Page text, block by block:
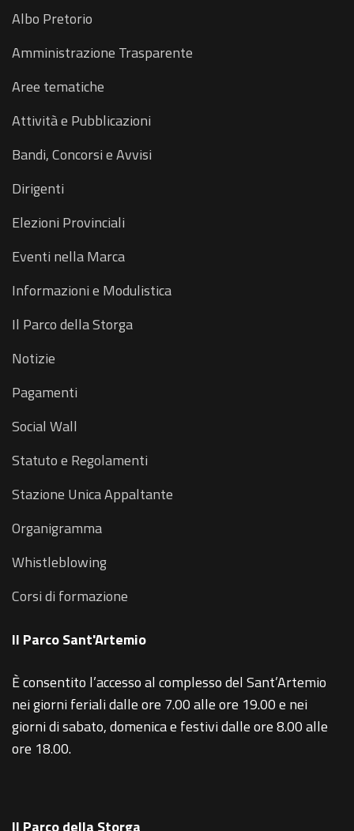
Albo Pretorio
Amministrazione Trasparente
Aree tematiche
Attività e Pubblicazioni
Bandi, Concorsi e Avvisi
Dirigenti
Elezioni Provinciali
Eventi nella Marca
Informazioni e Modulistica
Il Parco della Storga
Notizie
Pagamenti
Social Wall
Statuto e Regolamenti
Stazione Unica Appaltante
Organigramma
Whistleblowing
Corsi di formazione
Il Parco Sant'Artemio
È consentito l’accesso al complesso del Sant’Artemio
nei giorni feriali dalle ore 7.00 alle ore 19.00 e nei
giorni di sabato, domenica e festivi dalle ore 8.00 alle
ore 18.00.
Il Parco della Storga